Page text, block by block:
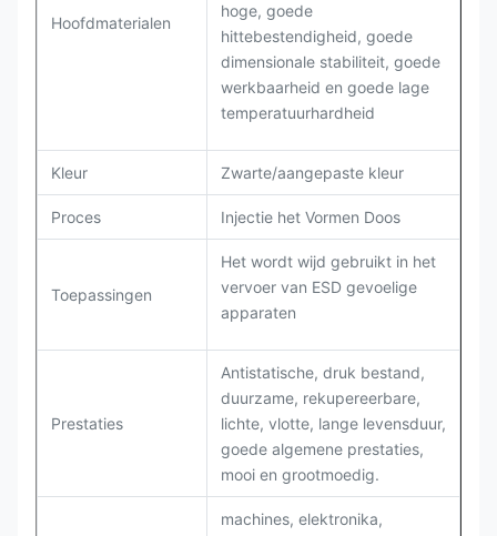
Hoofdmaterialen
hoge, goede
hittebestendigheid, goede
dimensionale stabiliteit, goede
werkbaarheid en goede lage
temperatuurhardheid
Kleur Zwarte/aangepaste kleur
Proces Injectie het Vormen Doos
Toepassingen
Het wordt wijd gebruikt in het
vervoer van ESD gevoelige
apparaten
Prestaties
Antistatische, druk bestand,
duurzame, rekupereerbare,
lichte, vlotte, lange levensduur,
goede algemene prestaties,
mooi en grootmoedig.
machines, elektronika,